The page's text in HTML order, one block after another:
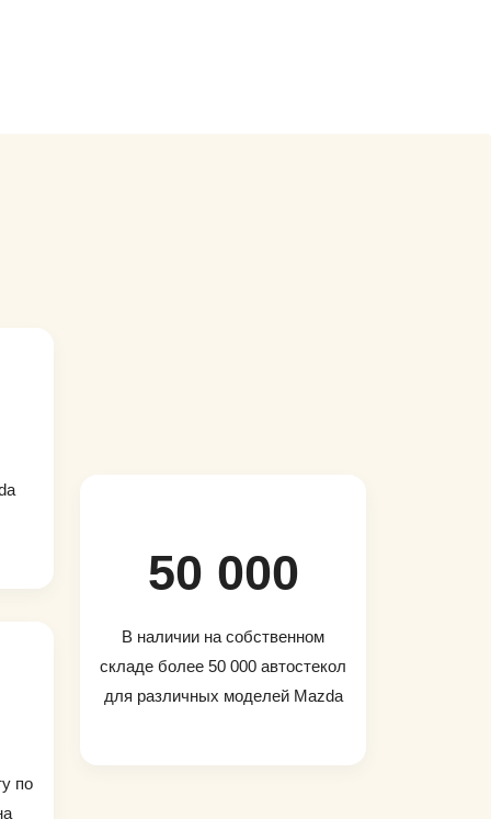
по
50 000
В наличии на собственном
складе более 50 000 автостекол
для различных моделей Mazda